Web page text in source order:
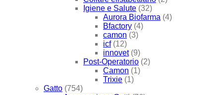
Igiene e Salute (32)
Aurora Biofarma (4)
Bfactory (4)
camon (3)
icf (12)
innovet (9)
Post-Operatorio (2)
Camon (1)
Trixie (1)
Gatto (754)